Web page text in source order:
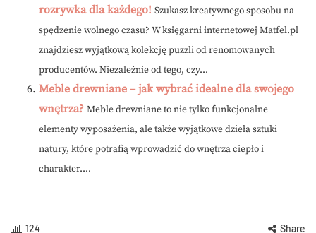
rozrywka dla każdego! Szukasz kreatywnego sposobu na
spędzenie wolnego czasu? W księgarni internetowej Matfel.pl
znajdziesz wyjątkową kolekcję puzzli od renomowanych
producentów. Niezależnie od tego, czy...
Meble drewniane – jak wybrać idealne dla swojego
wnętrza? Meble drewniane to nie tylko funkcjonalne
elementy wyposażenia, ale także wyjątkowe dzieła sztuki
natury, które potrafią wprowadzić do wnętrza ciepło i
charakter....
124 Share